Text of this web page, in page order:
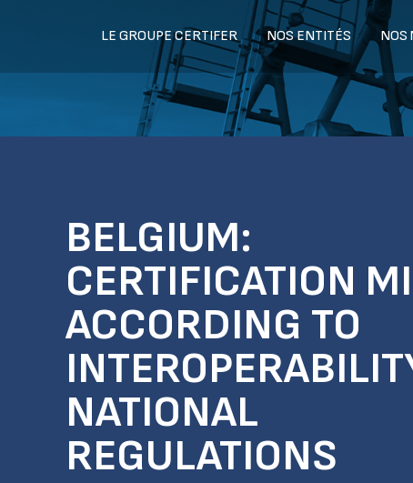
LE GROUPE CERTIFER NOS ENTITÉS NOS
BELGIUM:
CERTIFICATION
ACCORDING TO
NATIONAL
REGULATIONS